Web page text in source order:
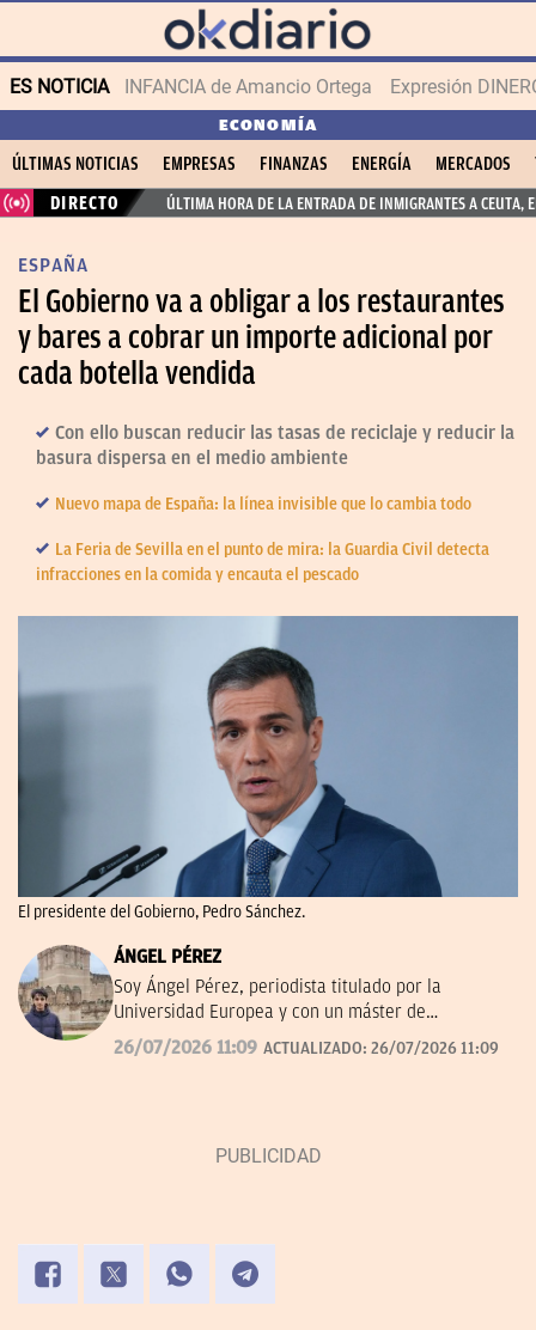
ES NOTICIA INFANCIA de Amancio Ortega Expresión
ECONOMÍA
ÚLTIMAS NOTICIAS EMPRESAS FINANZAS ENERGÍA MERCADOS
DIRECTO
ÚLTIMA HORA DE LA ENTRADA DE INMIGRANTES A CEUTA,
ESPAÑA
El Gobierno va a obligar a los restaurantes
y bares a cobrar un importe adicional por
cada botella vendida
Con ello buscan reducir las tasas de reciclaje y reducir la
basura dispersa en el medio ambiente
Nuevo mapa de España: la línea invisible que lo cambia todo
La Feria de Sevilla en el punto de mira: la Guardia Civil detecta
infracciones en la comida y encauta el pescado
El presidente del Gobierno, Pedro Sánchez.
ÁNGEL PÉREZ
Soy Ángel Pérez, periodista titulado por la
Universidad Europea y con un máster de
Periodismo Deportivo en la Universidad Villanueva.
26/07/2026 11:09 ACTUALIZADO: 26/07/2026 11:09